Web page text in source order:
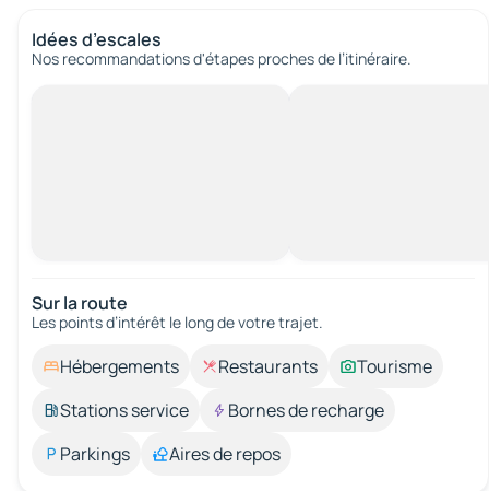
Idées d’escales
Nos recommandations d'étapes proches de l’itinéraire.
Sur la route
Les points d’intérêt le long de votre trajet.
Hébergements Restaurants
Tourisme
Stations service
Bornes de recharge
Parkings
Aires de repos